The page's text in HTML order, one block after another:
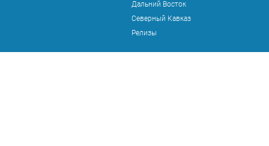
Дальний Восток
Северный Кавказ
Релизы